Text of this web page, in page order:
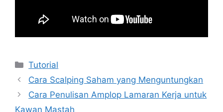
Kategori
Tutorial
Cara Scalping Saham yang Menguntungkan
Cara Penulisan Amplop Lamaran Kerja untuk
Kawan Mastah